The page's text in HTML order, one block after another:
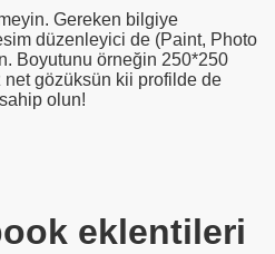
Gereken bilgiye
düzenleyici de (Paint, Photo
Boyutunu örneğin 250*250
net gözüksün kii profilde de
olun!
eklentileri